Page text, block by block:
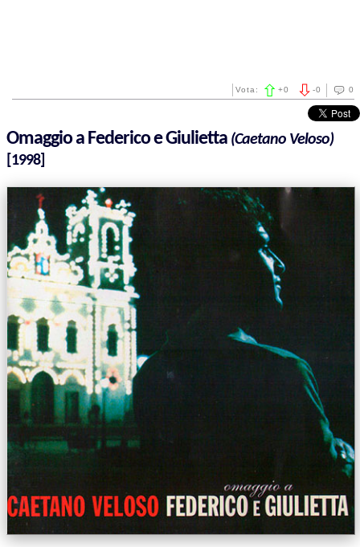
0
-0
Vota: +0
Omaggio a Federico e Giulietta (Caetano Veloso)
[1998]